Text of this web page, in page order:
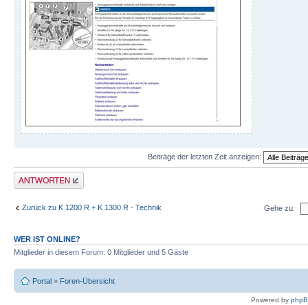
Beiträge der letzten Zeit anzeigen:
Antwort schreiben
Zurück zu K 1200 R + K 1300 R - Technik Gehe zu:
WER IST ONLINE?
Mitglieder in diesem Forum: 0 Mitglieder und 5 Gäste
Portal » Foren-Übersicht
Powered by